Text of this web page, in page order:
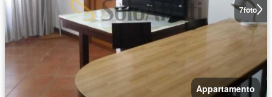
7foto
Appartamento